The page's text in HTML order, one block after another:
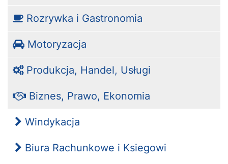
Rozrywka i Gastronomia
Motoryzacja
Produkcja, Handel, Usługi
Biznes, Prawo, Ekonomia
Windykacja
Biura Rachunkowe i Ksiegowi